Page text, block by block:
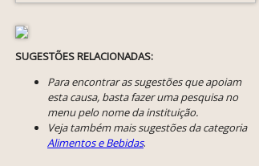
SUGESTÕES RELACIONADAS:
Para encontrar as sugestões que apoiam
esta causa, basta fazer uma pesquisa no
menu pelo nome da instituição.
Veja também mais sugestões da categoria
Alimentos e Bebidas.